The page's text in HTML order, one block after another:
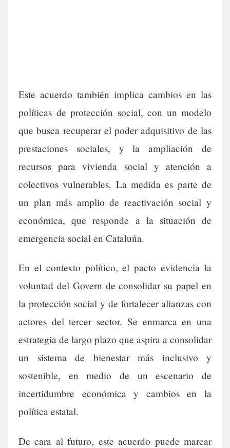
Este acuerdo también implica cambios en las
políticas de protección social, con un modelo
que busca recuperar el poder adquisitivo de las
prestaciones sociales, y la ampliación de
recursos para vivienda social y atención a
colectivos vulnerables. La medida es parte de
un plan más amplio de reactivación social y
económica, que responde a la situación de
emergencia social en Cataluña.
En el contexto político, el pacto evidencia la
voluntad del Govern de consolidar su papel en
la protección social y de fortalecer alianzas con
actores del tercer sector. Se enmarca en una
estrategia de largo plazo que aspira a consolidar
un sistema de bienestar más inclusivo y
sostenible, en medio de un escenario de
incertidumbre económica y cambios en la
política estatal.
De cara al futuro, este acuerdo puede marcar